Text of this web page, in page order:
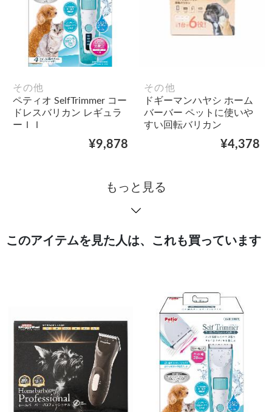
その他
ペティオ SelfTrimmer コー
ドレスバリカン レギュラ
ーＩＩ
¥9,878
その他
ドギーマンハヤシ ホーム
バーバー ペットに使いや
すい回転バリカン
¥4,378
もっと見る
このアイテムを見た人は、これも買っています